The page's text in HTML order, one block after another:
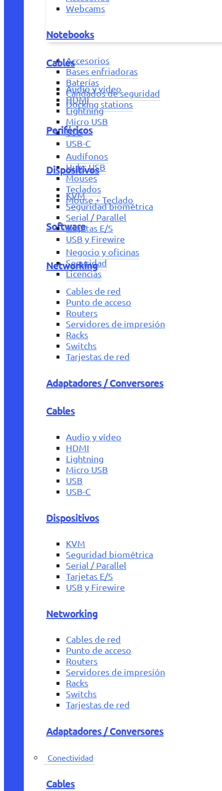
Webcams
Notebooks
Accesorios
Bases enfriadoras
Baterías
Candados de seguridad
Docking stations
Periféricos
Audífonos
Hubs USB
Mouses
Teclados
Mouse + Teclado
Software
Negocio y oficinas
Seguridad
Licencias
Cables
Audio y vídeo
HDMI
Lightning
Micro USB
USB
USB-C
Dispositivos
KVM
Seguridad biométrica
Serial / Parallel
Tarjetas E/S
USB y Firewire
Networking
Cables de red
Punto de acceso
Routers
Servidores de impresión
Racks
Switchs
Tarjestas de red
Adaptadores / Conversores
Cables
Audio y vídeo
HDMI
Lightning
Micro USB
USB
USB-C
Dispositivos
KVM
Seguridad biométrica
Serial / Parallel
Tarjetas E/S
USB y Firewire
Networking
Cables de red
Punto de acceso
Routers
Servidores de impresión
Racks
Switchs
Tarjestas de red
Adaptadores / Conversores
Conectividad
Cables